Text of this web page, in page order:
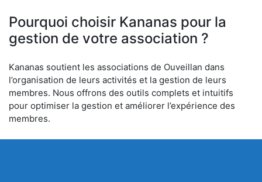
Pourquoi choisir Kananas pour la
gestion de votre association ?
Kananas soutient les associations de Ouveillan dans
l’organisation de leurs activités et la gestion de leurs
membres. Nous offrons des outils complets et intuitifs
pour optimiser la gestion et améliorer l’expérience des
membres.